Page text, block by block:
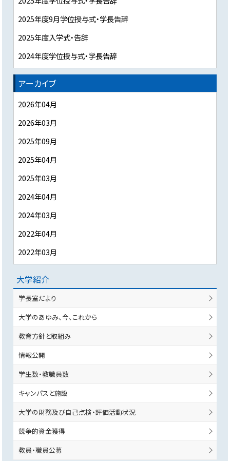
2025年度9月学位授与式・学長告辞
2025年度入学式・告辞
2024年度学位授与式・学長告辞
アーカイブ
2026年04月
2026年03月
2025年09月
2025年04月
2025年03月
2024年04月
2024年03月
2022年04月
2022年03月
大学紹介
学長室だより
大学のあゆみ、今、これから
教育方針と取組み
情報公開
学生数・教職員数
キャンパスと施設
大学の財務及び自己点検・評価活動状況
競争的資金獲得
教員・職員公募